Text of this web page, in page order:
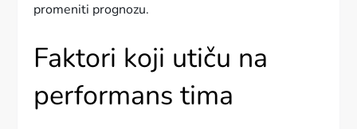
promeniti prognozu.
Faktori koji utiču na
performans tima